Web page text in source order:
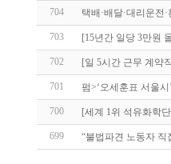
704 택배·배달·대리운
703 [15년간 일당 3만원
702 [일 5시간 근무 계약
701 펌>‘오세훈표 서울
700 [세계 1위 석유화학
699 “불법파견 노동자